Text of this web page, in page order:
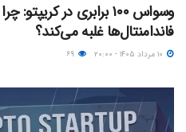
وسواس ۱۰۰ برابری در
فاندامنتال‌ها غلبه می‌کند؟